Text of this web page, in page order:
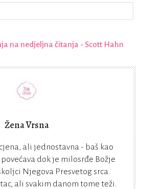
na nedjeljna čitanja - Scott Hahn
Žena Vrsna
ali jednostavna - baš kao
dok je milosrđe Božje
Njegova Presvetog srca.
ali svakim danom tome teži.